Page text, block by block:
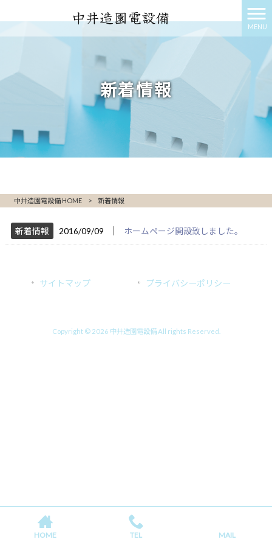
MENU
新着情報
中井造園電設備 HOME > 新着情報
新着情報 2016/09/09 ホームページ開設致しました。
サイトマップ プライバシーポリシー
Copyright © 2026 中井造園電設備 All rights Reserved.
HOME TEL MAIL